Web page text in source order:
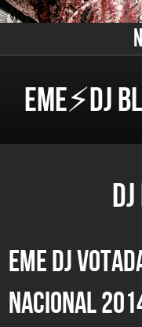
EME⚡DJ
EME DJ
NACIONAL